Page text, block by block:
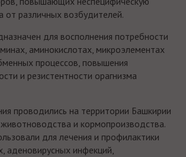
от различных возбудителей.
для восполнения потребности
аминокислотах, микроэлементах
процессов, повышения
и резистентности орагнизма
проводились на территории Башкирии
и кормопроизводства.
для лечения и профилактики
аденовирусных инфекций,